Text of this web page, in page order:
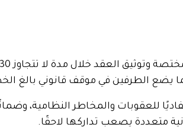
يضع الطرفين في موقف قانوني بالغ
للعقوبات والمخاطر النظامية،
متعددة يصعب تداركها لاحقًا.